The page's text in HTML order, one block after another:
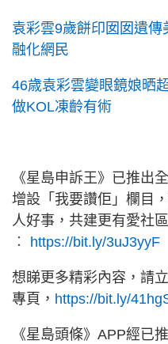
袁彩雲9歲餅印囡囡遺
融化網民
46歳袁彩雲變眼鏡娘晒
做KOL凍齡有術
《星島申訴王》已推出
增設「我要讚佢」欄目
人好事，共建更有愛社
︰ https://bit.ly/3uJ3yyF
想睇更多精彩內容，請
專頁， https://bit.ly/
《星島頭條》APP經已